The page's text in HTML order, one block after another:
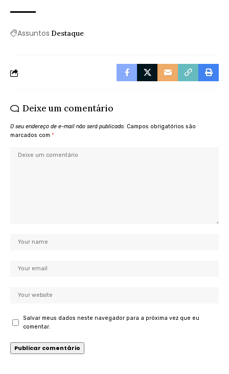
Assuntos Destaque
Deixe um comentário
O seu endereço de e-mail não será publicado. Campos obrigatórios são
marcados com *
Salvar meus dados neste navegador para a próxima vez que eu
comentar.